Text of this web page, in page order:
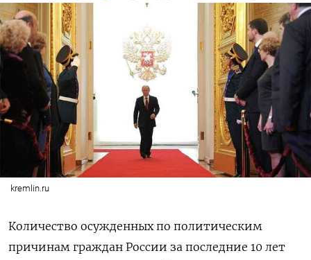
kremlin.ru
Количество осужденных по политическим
причинам граждан России за последние 10 лет